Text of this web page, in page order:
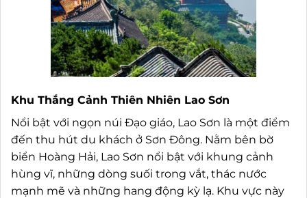
Khu Thắng Cảnh Thiên Nhiên Lao Sơn
Nổi bật với ngọn núi Đạo giáo, Lao Sơn là một điểm
đến thu hút du khách ở Sơn Đông. Nằm bên bờ
biển Hoàng Hải, Lao Sơn nổi bật với khung cảnh
hùng vĩ, những dòng suối trong vắt, thác nước
mạnh mẽ và những hang động kỳ lạ. Khu vực này